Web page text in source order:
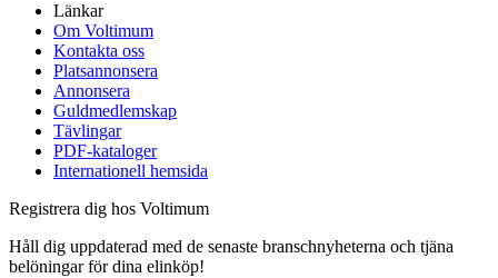
Länkar
Om Voltimum
Kontakta oss
Platsannonsera
Annonsera
Guldmedlemskap
Tävlingar
PDF-kataloger
Internationell hemsida
Registrera dig hos Voltimum
Håll dig uppdaterad med de senaste branschnyheterna och tjäna
belöningar för dina elinköp!